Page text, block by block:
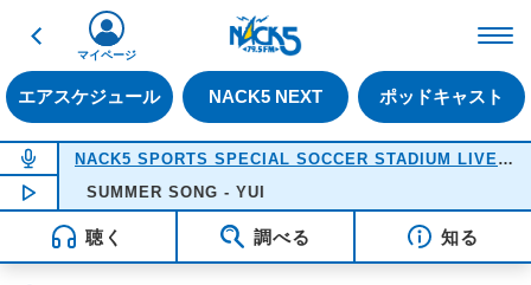
戻る
エアスケジュール NACK5 NEXT ポッドキャスト
マイページ
NOW ON AIR
NACK5 SPORTS SPECIAL SOCCER STADIUM LIVE 2026
NOW PLAYING18:05
SUMMER SONG - YUI
聴く 調べる 知る